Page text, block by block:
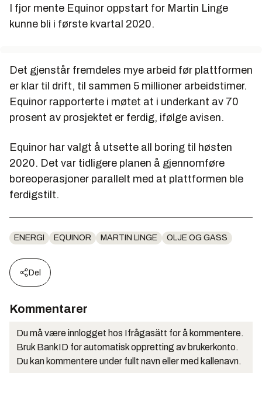
I fjor mente Equinor oppstart for Martin Linge
kunne bli i første kvartal 2020.
Det gjenstår fremdeles mye arbeid før plattformen
er klar til drift, til sammen 5 millioner arbeidstimer.
Equinor rapporterte i møtet at i underkant av 70
prosent av prosjektet er ferdig, ifølge avisen.
Equinor har valgt å utsette all boring til høsten
2020. Det var tidligere planen å gjennomføre
boreoperasjoner parallelt med at plattformen ble
ferdigstilt.
ENERGI EQUINOR MARTIN LINGE OLJE OG GASS
Del
Kommentarer
Du må være innlogget hos Ifrågasätt for å kommentere.
Bruk BankID for automatisk oppretting av brukerkonto.
Du kan kommentere under fullt navn eller med kallenavn.